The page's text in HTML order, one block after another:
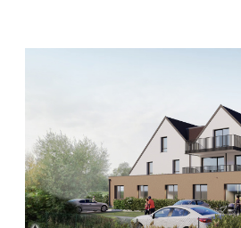
voir le bien